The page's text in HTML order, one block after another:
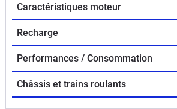
Caractéristiques moteur
Recharge
Performances / Consommation
Châssis et trains roulants